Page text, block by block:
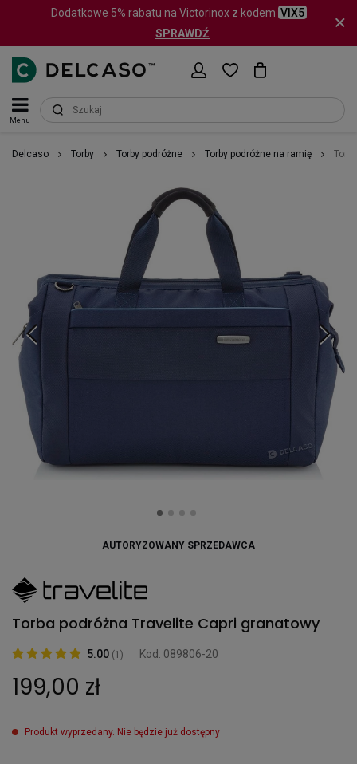
Dodatkowe 5% rabatu na Victorinox z kodem VIX5
SPRAWDŹ
Menu
Delcaso Torby Torby podróżne Torby podróżne na ramię
AUTORYZOWANY SPRZEDAWCA
Torba podróżna Travelite Capri granatowy
5.00 (1) Kod: 089806-20
199,00 zł
Produkt wyprzedany. Nie będzie już dostępny